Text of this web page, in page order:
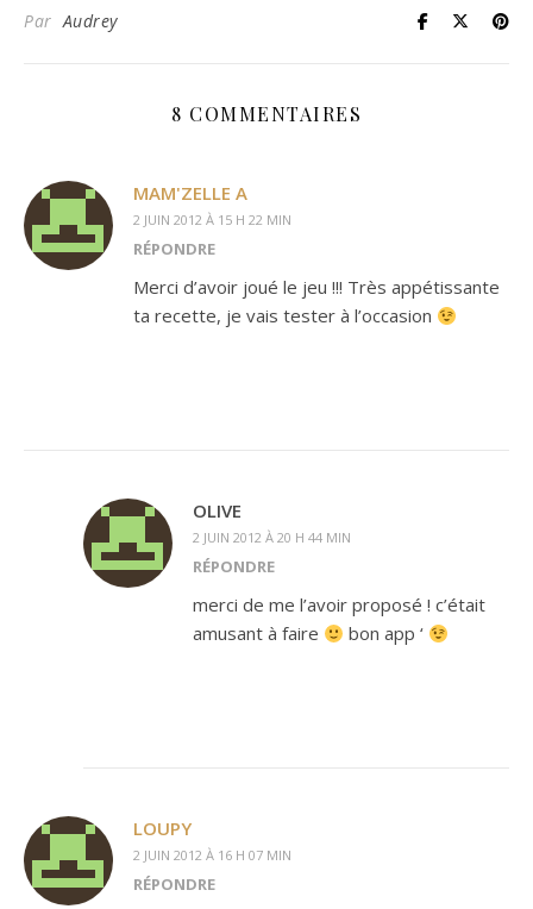
ParAudrey
8 COMMENTAIRES
MAM'ZELLE A
2 JUIN 2012 À 15 H 22 MIN
RÉPONDRE
Merci d’avoir joué le jeu !!! Très appétissante
ta recette, je vais tester à l’occasion
OLIVE
2 JUIN 2012 À 20 H 44 MIN
RÉPONDRE
merci de me l’avoir proposé ! c’était
amusant à faire
bon app ‘
LOUPY
2 JUIN 2012 À 16 H 07 MIN
RÉPONDRE